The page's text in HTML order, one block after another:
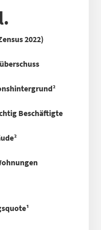
2022)
Beschäftigte
¹